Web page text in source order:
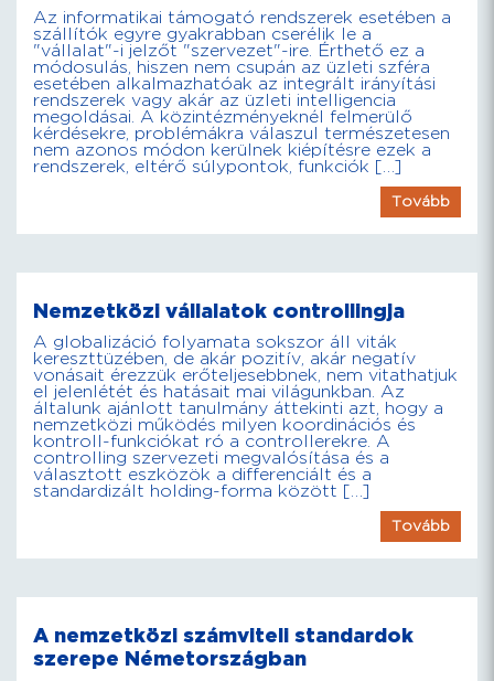
Az informatikai támogató rendszerek esetében a
szállítók egyre gyakrabban cserélik le a
"vállalat"-i jelzőt "szervezet"-ire. Érthető ez a
módosulás, hiszen nem csupán az üzleti szféra
esetében alkalmazhatóak az integrált irányítási
rendszerek vagy akár az üzleti intelligencia
megoldásai. A közintézményeknél felmerülő
kérdésekre, problémákra válaszul természetesen
nem azonos módon kerülnek kiépítésre ezek a
rendszerek, eltérő súlypontok, funkciók […]
Tovább
Nemzetközi vállalatok controllingja
A globalizáció folyamata sokszor áll viták
kereszttüzében, de akár pozitív, akár negatív
vonásait érezzük erőteljesebbnek, nem vitathatjuk
el jelenlétét és hatásait mai világunkban. Az
általunk ajánlott tanulmány áttekinti azt, hogy a
nemzetközi működés milyen koordinációs és
kontroll-funkciókat ró a controllerekre. A
controlling szervezeti megvalósítása és a
választott eszközök a differenciált és a
standardizált holding-forma között […]
Tovább
A nemzetközi számviteli standardok
szerepe Németországban